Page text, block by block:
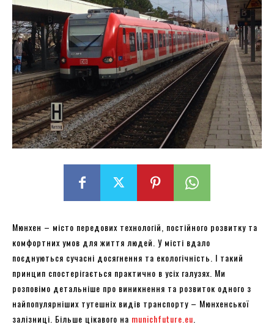
Мюнхен – місто передових технологій, постійного розвитку та
комфортних умов для життя людей. У місті вдало
поєднуються сучасні досягнення та екологічність. І такий
принцип спостерігається практично в усіх галузях. Ми
розповімо детальніше про виникнення та розвиток одного з
найпопулярніших тутешніх видів транспорту – Мюнхенської
залізниці. Більше цікавого на munichfuture.eu